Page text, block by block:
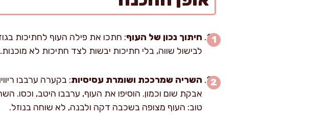
חיתוך נכון של העוף
לבישול שווה, בלי חתיכות יבשות לצד חתיכות לא מוכנות.
השריה שמרככת ושומרת עסיסיות
טוב: העוף מצופה בשכבה דקה ולבנה, לא שוחה בנוזל.